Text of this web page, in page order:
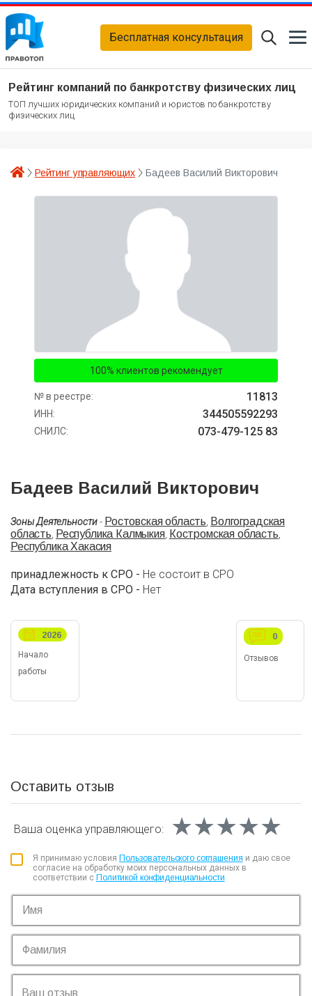
Бесплатная консультация
Рейтинг компаний по банкротству физических лиц
ТОП лучших юридических компаний и юристов по банкротству
физических лиц
Рейтинг управляющих Бадеев Василий Викторович
100% клиентов рекомендует
№ в реестре: 11813
ИНН: 344505592293
СНИЛС: 073-479-125 83
Бадеев Василий Викторович
Зоны Деятельности- Ростовская область, Волгоградская
область, Республика Калмыкия, Костромская область,
Республика Хакасия
принадлежность к СРО - Не состоит в СРО
Дата вступления в СРО - Нет
Начало
работы
2026
Отзывов
0
Оставить отзыв
Ваша оценка управляющего: ★★★★★
★★★★★
★★★★★
Я принимаю условия Пользовательского соглашения и даю свое
согласие на обработку моих персональных данных в
соответствии с Политикой конфиденциальности